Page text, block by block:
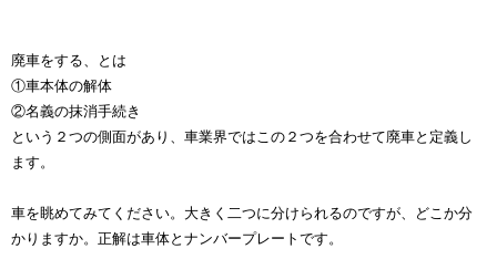
廃車をする、とは
①車本体の解体
②名義の抹消手続き
という２つの側面があり、車業界ではこの２つを合わせて廃車と定義し
ます。
車を眺めてみてください。大きく二つに分けられるのですが、どこか分
かりますか。正解は車体とナンバープレートです。